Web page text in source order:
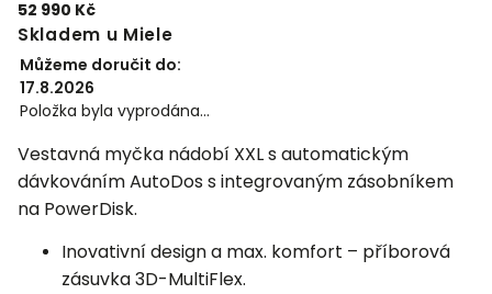
52 990 Kč
Skladem u Miele
Můžeme doručit do:
17.8.2026
Položka byla vyprodána…
Vestavná myčka nádobí XXL s automatickým
dávkováním AutoDos s integrovaným zásobníkem
na PowerDisk.
Inovativní design a max. komfort – příborová
zásuvka 3D-MultiFlex.